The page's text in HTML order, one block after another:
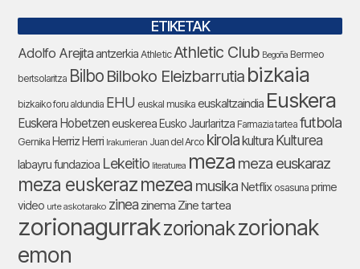
ETIKETAK
Adolfo Arejitaantzerkia Athletic Athletic Club Begoña Bermeo
bertsolaritza Bilbo Bilboko Eleizbarrutia bizkaia
bizkaiko foru aldundia EHU euskal musika euskaltzaindia Euskera
Euskera Hobetzeneuskerea Eusko Jaurlaritza Farmazia tartea futbola
Gernika Herriz Herri Irakurrieran Juan del Arco kirolakultura Kulturea
labayru fundazioa Lekeitio literaturea meza meza euskaraz
meza euskerazmezea musika Netflix osasuna prime
video urte askotarako zinea zinema Zine tartea
zorionagurrakzorionakzorionak
emon